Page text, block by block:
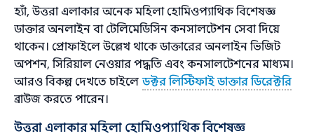
হ্যাঁ, উত্তরা এলাকার অনেক মহিলা হোমিওপ্যাথিক বিশেষজ্ঞ
ডাক্তার অনলাইন বা টেলিমেডিসিন কনসালটেশন সেবা দিয়ে
থাকেন। প্রোফাইলে উল্লেখ থাকে ডাক্তারের অনলাইন ভিজিট
অপশন, সিরিয়াল নেওয়ার পদ্ধতি এবং কনসালটেশনের মাধ্যম।
আরও বিকল্প দেখতে চাইলেডক্টর লিস্টিফাই ডাক্তার ডিরেক্টরি
ব্রাউজ করতে পারেন।
উত্তরা এলাকার মহিলা হোমিওপ্যাথিক বিশেষজ্ঞ